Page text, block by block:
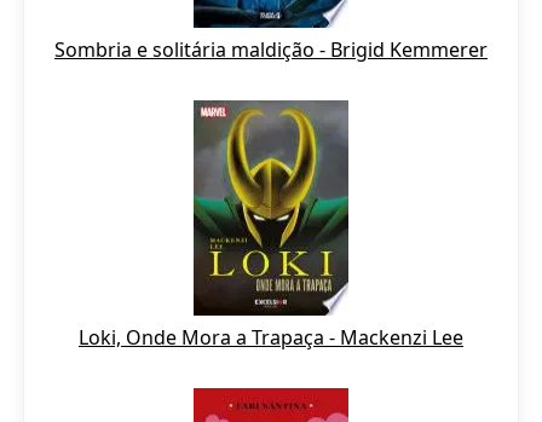
Sombria e solitária maldição - Brigid Kemmerer
Loki, Onde Mora a Trapaça - Mackenzi Lee